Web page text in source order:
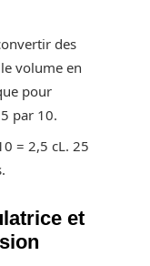
des
volume en
pour
par 10.
= 2,5 cL. 25
et